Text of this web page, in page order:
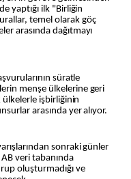
yaptığı ilk "Birliğin
temel olarak göç
arasında dağıtmayı
süratle
menşe ülkelerine geri
ülkelerle işbirliğinin
arasında yer alıyor.
sonraki günler
veri tabanında
oluşturmadığı ve